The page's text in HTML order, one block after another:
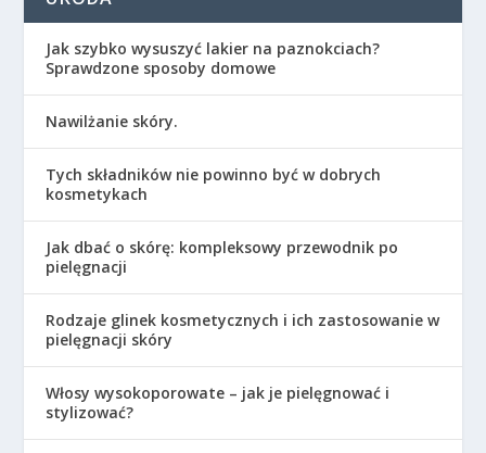
Jak szybko wysuszyć lakier na paznokciach?
Sprawdzone sposoby domowe
Nawilżanie skóry.
Tych składników nie powinno być w dobrych
kosmetykach
Jak dbać o skórę: kompleksowy przewodnik po
pielęgnacji
Rodzaje glinek kosmetycznych i ich zastosowanie w
pielęgnacji skóry
Włosy wysokoporowate – jak je pielęgnować i
stylizować?